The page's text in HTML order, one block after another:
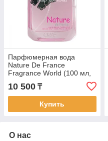
Парфюмерная вода
Nature De France
Fragrance World (100 мл,
10 500 ₸
Купить
О нас